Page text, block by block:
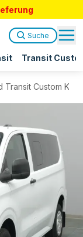
Transit
Suche
Transit Custom